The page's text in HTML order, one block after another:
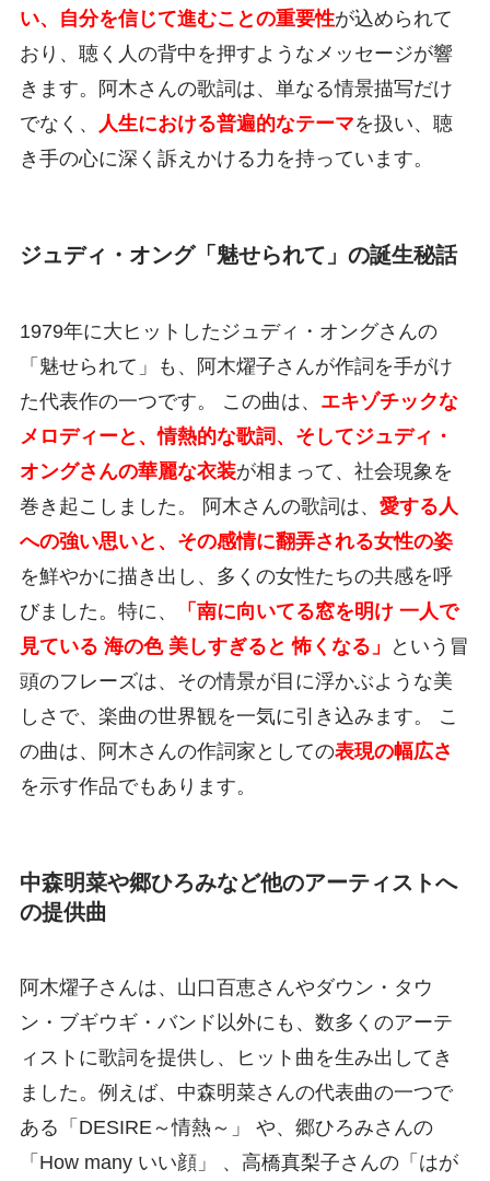
い、自分を信じて進むことの重要性が込められて
おり、聴く人の背中を押すようなメッセージが響
きます。阿木さんの歌詞は、単なる情景描写だけ
でなく、
人生における普遍的なテーマを扱い、聴
き手の心に深く訴えかける力を持っています。
ジュディ・オング「魅せられて」の誕生秘話
1979年に大ヒットしたジュディ・オングさんの
「魅せられて」も、阿木燿子さんが作詞を手がけ
た代表作の一つです。 この曲は、 エキゾチックな
メロディーと、情熱的な歌詞、そしてジュディ・
オングさんの華麗な衣装が相まって、社会現象を
巻き起こしました。 阿木さんの歌詞は、 愛する人
への強い思いと、その感情に翻弄される女性の姿
を鮮やかに描き出し、多くの女性たちの共感を呼
びました。特に、
「南に向いてる窓を明け 一人で
見ている 海の色 美しすぎると 怖くなる」
という冒
頭のフレーズは、その情景が目に浮かぶような美
しさで、楽曲の世界観を一気に引き込みます。 こ
の曲は、阿木さんの作詞家としての表現の幅広さ
を示す作品でもあります。
中森明菜や郷ひろみなど他のアーティストへ
の提供曲
阿木燿子さんは、山口百恵さんやダウン・タウ
ン・ブギウギ・バンド以外にも、数多くのアーテ
ィストに歌詞を提供し、ヒット曲を生み出してき
ました。例えば、中森明菜さんの代表曲の一つで
ある「DESIRE～情熱～」 や、郷ひろみさんの
「How many いい顔」 、高橋真梨子さんの「はが